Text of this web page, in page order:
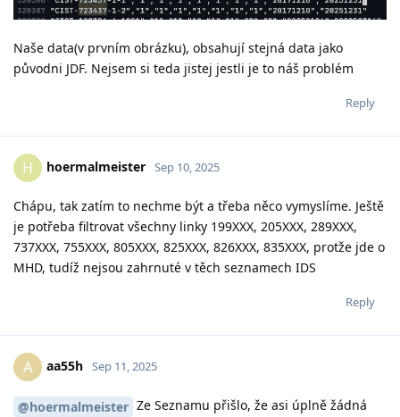
Naše data(v prvním obrázku), obsahují stejná data jako
původni JDF. Nejsem si teda jistej jestli je to náš problém
Reply
H hoermalmeister Sep 10, 2025
Chápu, tak zatím to nechme být a třeba něco vymyslíme. Ještě
je potřeba filtrovat všechny linky 199XXX, 205XXX, 289XXX,
737XXX, 755XXX, 805XXX, 825XXX, 826XXX, 835XXX, protže jde o
MHD, tudíž nejsou zahrnuté v těch seznamech IDS
Reply
A aa55h Sep 11, 2025
@hoermalmeister Ze Seznamu přišlo, že asi úplně žádná